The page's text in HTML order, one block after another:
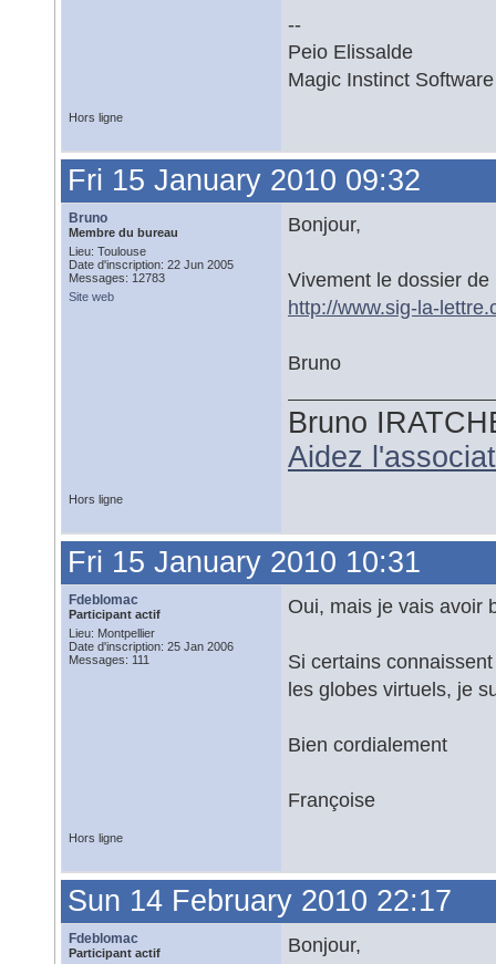
--
Peio Elissalde
Magic Instinct Software
Hors ligne
Fri 15 January 2010 09:32
Bruno
Membre du bureau
Lieu: Toulouse
Date d'inscription: 22 Jun 2005
Messages: 12783
Site web
Bonjour,
Vivement le dossier
http://www.sig-la-
Bruno
Bruno
Aidez
Hors ligne
Fri 15 January 2010 10:31
Fdeblomac
Participant actif
Lieu: Montpellier
Date d'inscription: 25 Jan 2006
Messages: 111
Oui, mais je vais avoir
Si certains
les globes virtuels, je
Bien cordialement
Françoise
Hors ligne
Sun 14 February 2010 22:17
Fdeblomac
Participant actif
Bonjour,